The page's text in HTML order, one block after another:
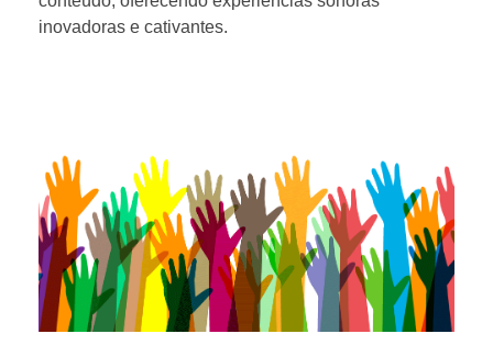
inovadoras e cativantes.